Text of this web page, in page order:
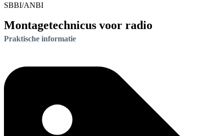
SBBI/ANBI
Montagetechnicus voor radio
Praktische informatie